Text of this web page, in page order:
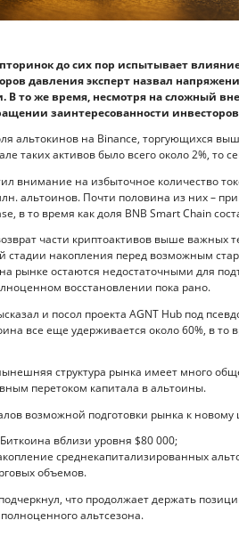
до сих пор испытывает
давления эксперт назвал
то же время, несмотря на сложный
заинтересованности
альтокинов на Binance, торгующихся
таких активов было всего около 2%, то
внимание на избыточное количество
альтоинов. Почти половина из них –
в то время как доля BNB Smart Chain
части криптоактивов выше важных
накопления перед возможным
рынке остаются недостаточными для
восстановлении пока рано.
и посол проекта AGNT Hub под
все еще удерживается около 60%, в то
структура рынка имеет много
перетоком капитала в альтоины.
возможной подготовки рынка к новому
вблизи уровня $80 000;
среднекапитализированных
объемов.
что продолжает держать
альтсезона.